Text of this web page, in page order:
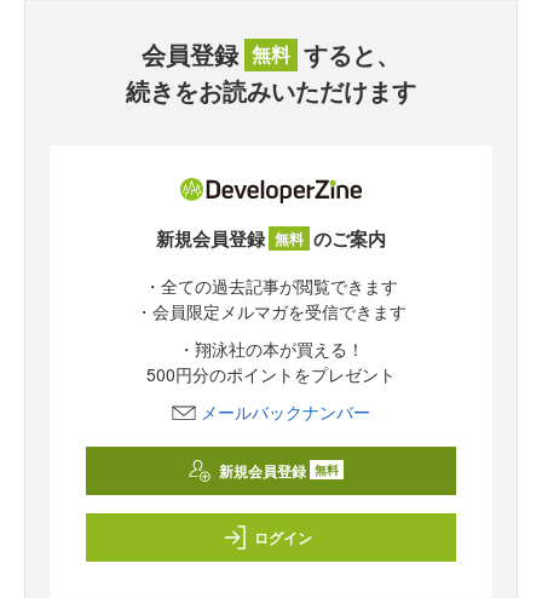
会員登録 無料 すると、
続きをお読みいただけます
新規会員登録 無料 のご案内
・全ての過去記事が閲覧できます
・会員限定メルマガを受信できます
・翔泳社の本が買える！
500円分のポイントをプレゼント
メールバックナンバー
新規会員登録 無料
ログイン